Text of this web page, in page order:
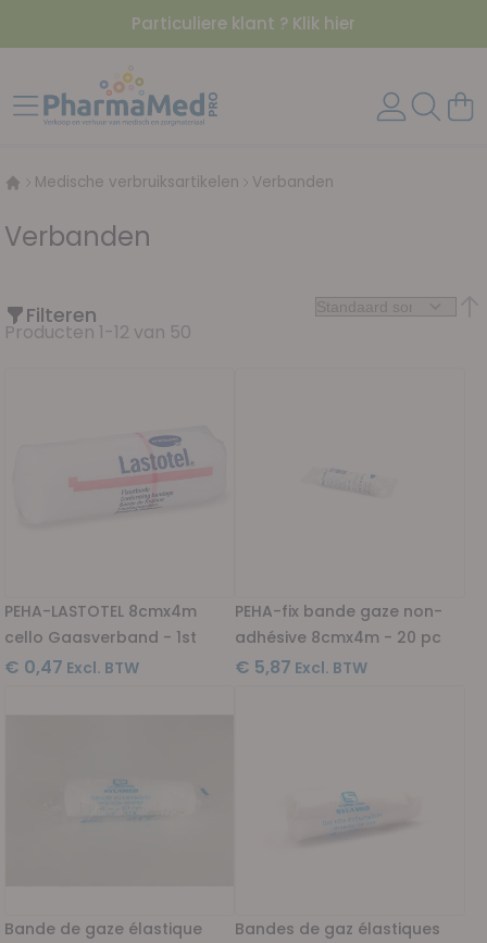
Particuliere klant ? Klik hier
Toggle Nav
Medische verbruiksartikelen Verbanden
Verbanden
Producten 1-12 van 50
PEHA-LASTOTEL 8cmx4m
cello Gaasverband - 1st
€ 0,47
PEHA-fix bande gaze non-
adhésive 8cmx4m - 20 pc
€ 5,87
Bande de gaze élastique
Bandes de gaz élastiques
Filteren